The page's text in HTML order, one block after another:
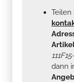
Teilen
dann